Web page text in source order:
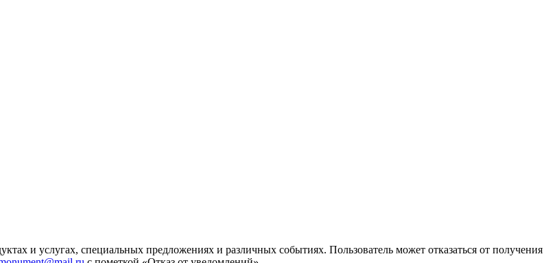
и услугах, специальных предложениях и различных событиях. Пользователь может отказаться от получения